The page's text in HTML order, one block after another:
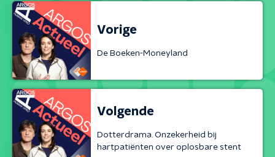
Vorige
De Boeken-Moneyland
Volgende
Dotterdrama. Onzekerheid bij
hartpatiënten over oplosbare stent